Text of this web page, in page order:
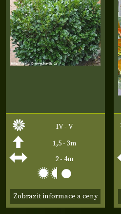
IV - V
1,5 - 3m
2 - 4m
Zobrazit informace a ceny